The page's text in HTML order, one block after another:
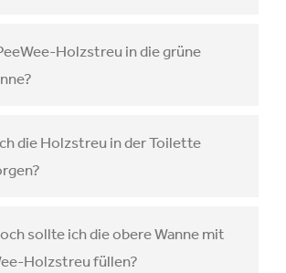
Holzstreu in die grüne
die Holzstreu in der Toilette
sollte ich die obere Wanne mit
Holzstreu füllen?